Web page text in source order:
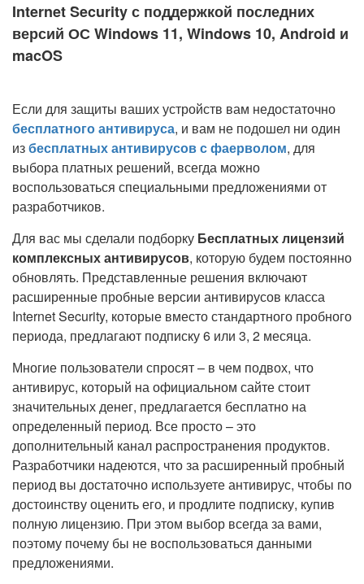
Internet Security с поддержкой последних
версий ОС Windows 11, Windows 10, Android и
macOS
Если для защиты ваших устройств вам недостаточно
бесплатного антивируса, и вам не подошел ни один
избесплатных антивирусов с фаерволом, для
выбора платных решений, всегда можно
воспользоваться специальными предложениями от
разработчиков.
Для вас мы сделали подборку Бесплатных лицензий
комплексных антивирусов, которую будем постоянно
обновлять. Представленные решения включают
расширенные пробные версии антивирусов класса
Internet Security, которые вместо стандартного пробного
периода, предлагают подписку 6 или 3, 2 месяца.
Многие пользователи спросят – в чем подвох, что
антивирус, который на официальном сайте стоит
значительных денег, предлагается бесплатно на
определенный период. Все просто – это
дополнительный канал распространения продуктов.
Разработчики надеются, что за расширенный пробный
период вы достаточно используете антивирус, чтобы по
достоинству оценить его, и продлите подписку, купив
полную лицензию. При этом выбор всегда за вами,
поэтому почему бы не воспользоваться данными
предложениями.